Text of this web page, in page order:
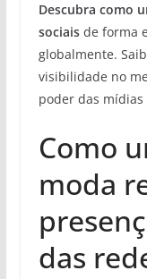
Descubra como
sociaisde forma
globalmente.
visibilidade no
poder das mídias
Como
moda
das